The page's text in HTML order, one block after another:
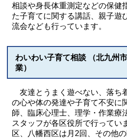
相談や身長体重測定などの保健
た子育てに関する講話、親子遊
流会なども行っています。
わいわい子育て相談 （北九州
業）
友達とうまく遊べない、落ち
の心や体の発達や子育て不安に
師、臨床心理士、理学・作業療
スタッフが各区役所で行ってい
区、八幡西区は月2回、その他